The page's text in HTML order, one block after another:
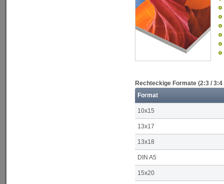
Rechteckige Formate (2:3 / 3:4
Format
10x15
13x17
13x18
DIN A5
15x20